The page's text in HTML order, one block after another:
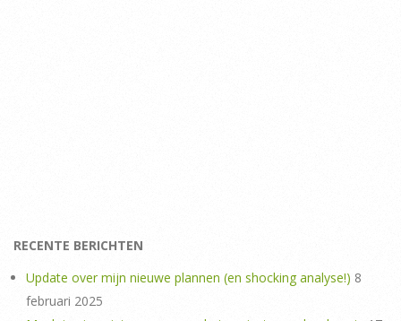
RECENTE BERICHTEN
Update over mijn nieuwe plannen (en shocking analyse!) 8
februari 2025